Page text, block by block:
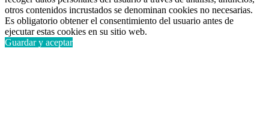
otros contenidos incrustados se denominan cookies no necesarias.
Es obligatorio obtener el consentimiento del usuario antes de
ejecutar estas cookies en su sitio web.
Guardar y aceptar